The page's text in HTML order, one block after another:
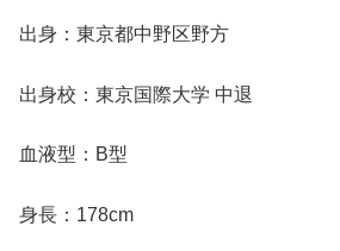
出身：東京都中野区野方
出身校：東京国際大学 中退
血液型：B型
身長：178cm